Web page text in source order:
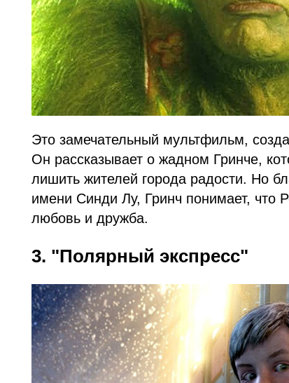
Это замечательный мультфильм,
Он рассказывает о жадном Гринче,
лишить жителей города радости. Но
имени Синди Лу, Гринч понимает, что
любовь и дружба.
3. "Полярный экспресс"